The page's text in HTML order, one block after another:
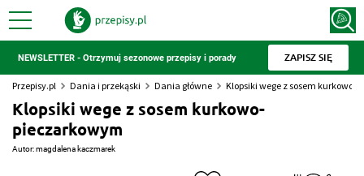
NEWSLETTER - Otrzymuj sezonowe przepisy i porady ZAPISZ SIĘ
Przepisy.pl Dania i przekąski Dania główne Klopsiki wege z sosem kurkowo-
Klopsiki wege z sosem kurkowo-
pieczarkowym
Autor:magdalena kaczmarek